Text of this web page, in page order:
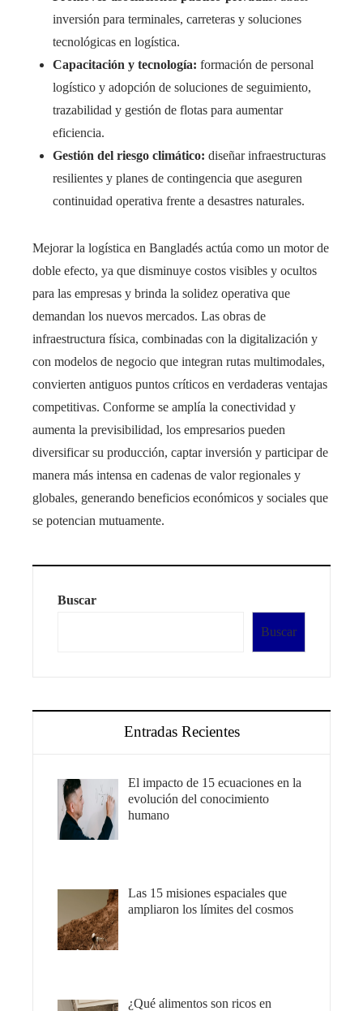
inversión para terminales, carreteras y soluciones
tecnológicas en logística.
Capacitación y tecnología: formación de personal
logístico y adopción de soluciones de seguimiento,
trazabilidad y gestión de flotas para aumentar
eficiencia.
Gestión del riesgo climático: diseñar infraestructuras
resilientes y planes de contingencia que aseguren
continuidad operativa frente a desastres naturales.
Mejorar la logística en Bangladés actúa como un motor de
doble efecto, ya que disminuye costos visibles y ocultos
para las empresas y brinda la solidez operativa que
demandan los nuevos mercados. Las obras de
infraestructura física, combinadas con la digitalización y
con modelos de negocio que integran rutas multimodales,
convierten antiguos puntos críticos en verdaderas ventajas
competitivas. Conforme se amplía la conectividad y
aumenta la previsibilidad, los empresarios pueden
diversificar su producción, captar inversión y participar de
manera más intensa en cadenas de valor regionales y
globales, generando beneficios económicos y sociales que
se potencian mutuamente.
Buscar
Buscar
Entradas Recientes
El impacto de 15 ecuaciones en la
evolución del conocimiento
humano
Las 15 misiones espaciales que
ampliaron los límites del cosmos
¿Qué alimentos son ricos en